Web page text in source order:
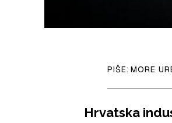
PIŠE: MORE
Hrvatska